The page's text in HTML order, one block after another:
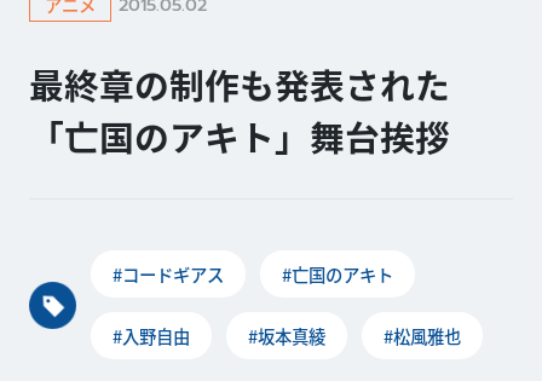
最終章の制作も発表された
「亡国のアキト」舞台挨拶
#コードギアス #亡国のアキト
#入野自由 #坂本真綾 #松風雅也